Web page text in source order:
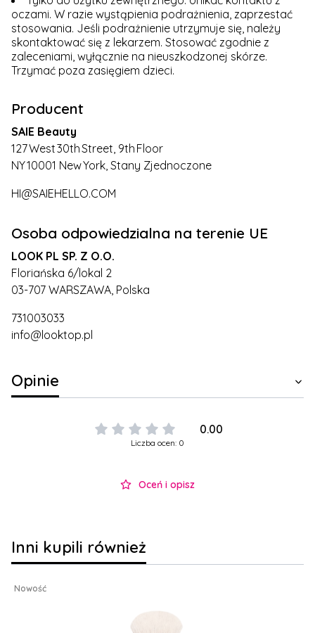
oczami. W razie wystąpienia podrażnienia, zaprzestać
stosowania. Jeśli podrażnienie utrzymuje się, należy
skontaktować się z lekarzem. Stosować zgodnie z
zaleceniami, wyłącznie na nieuszkodzonej skórze.
Trzymać poza zasięgiem dzieci.
Producent
SAIE Beauty
127 West 30th Street, 9th Floor
NY 10001 New York, Stany Zjednoczone
HI@SAIEHELLO.COM
Osoba odpowiedzialna na terenie UE
LOOK PL SP. Z O.O.
Floriańska 6/lokal 2
03-707 WARSZAWA, Polska
731003033
info@looktop.pl
Opinie
0.00
Liczba ocen: 0
Oceń i opisz
Inni kupili również
Nowość